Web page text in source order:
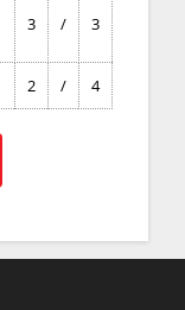
3 / 3
2 / 4